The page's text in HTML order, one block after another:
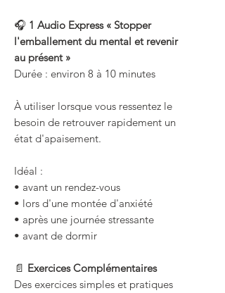
🎧 1 Audio Express « Stopper
l'emballement du mental et revenir
au présent »
Durée : environ 8 à 10 minutes
À utiliser lorsque vous ressentez le
besoin de retrouver rapidement un
état d'apaisement.
Idéal :
• avant un rendez-vous
• lors d'une montée d'anxiété
• après une journée stressante
• avant de dormir
📄 Exercices Complémentaires
Des exercices simples et pratiques